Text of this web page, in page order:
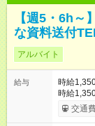
【週5・6h～
な資料送付
アルバイト
給与
時給
時給
制度有) 高収入のチャンス！！ 時給1,350円 ＋ 成績や勤務
時間に
交通